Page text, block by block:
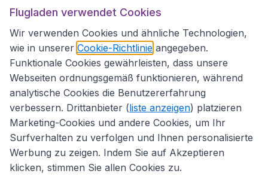
Flugladen.at
Internationale Webseiten
Flugladen verwendet Cookies
Wir verwenden Cookies und ähnliche Technologien,
wie in unserer Cookie-Richtlinie angegeben.
Funktionale Cookies gewährleisten, dass unsere
Webseiten ordnungsgemäß funktionieren, während
analytische Cookies die Benutzererfahrung
verbessern. Drittanbieter (liste anzeigen) platzieren
Marketing-Cookies und andere Cookies, um Ihr
Surfverhalten zu verfolgen und Ihnen personalisierte
Werbung zu zeigen. Indem Sie auf Akzeptieren
klicken, stimmen Sie allen Cookies zu.